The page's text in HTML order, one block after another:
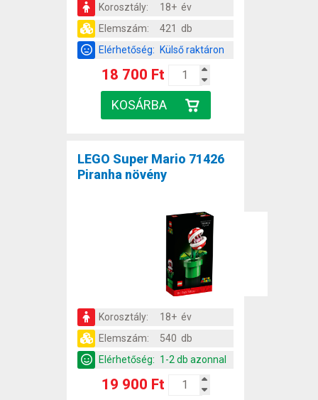
Korosztály:
18+ év
Elemszám:
421 db
Elérhetőség:
Külső raktáron
18 700 Ft
LEGO Super Mario 71426
Piranha növény
Korosztály:
18+ év
Elemszám:
540 db
Elérhetőség: 1-2 db azonnal
19 900 Ft